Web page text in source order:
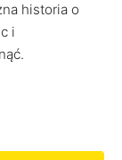
historia o
i